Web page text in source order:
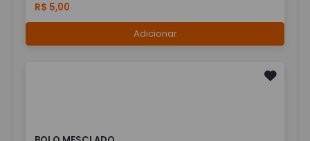
R$ 5,00
Adicionar